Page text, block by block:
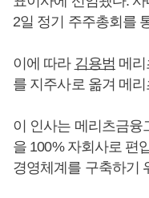
2일 정기 주주총회를
이에 따라 김용범 메
를 지주사로 옮겨 메
이 인사는 메리츠금융
을 100% 자회사로 편
경영체계를 구축하기